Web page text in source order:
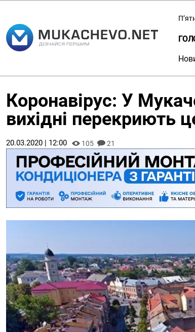
Коронавірус: У
вихідні перекриють
20.03.2020 | 12:00 105 21